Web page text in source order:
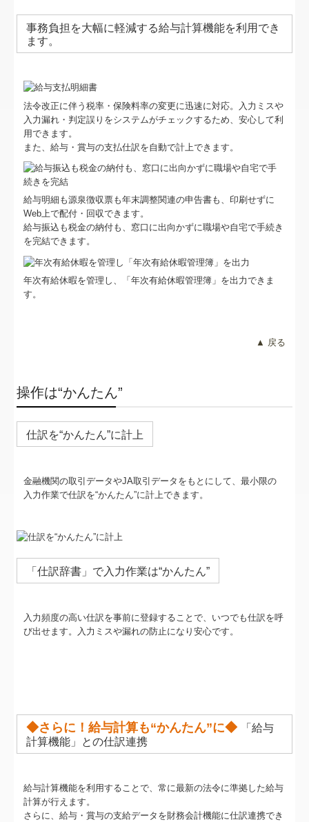
事務負担を大幅に軽減する給与計算機能を利用でき
ます。
法令改正に伴う税率・保険料率の変更に迅速に対応。入力ミスや
入力漏れ・判定誤りをシステムがチェックするため、安心して利
用できます。
また、給与・賞与の支払仕訳を自動で計上できます。
給与明細も源泉徴収票も年末調整関連の申告書も、印刷せずに
Web上で配付・回収できます。
給与振込も税金の納付も、窓口に出向かずに職場や自宅で手続き
を完結できます。
年次有給休暇を管理し、「年次有給休暇管理簿」を出力できま
す。
▲ 戻る
操作は“かんたん”
仕訳を“かんたん”に計上
金融機関の取引データやJA取引データをもとにして、最小限の
入力作業で仕訳を“かんたん”に計上できます。
「仕訳辞書」で入力作業は“かんたん”
入力頻度の高い仕訳を事前に登録することで、いつでも仕訳を呼
び出せます。入力ミスや漏れの防止になり安心です。
◆さらに！給与計算も“かんたん”に◆
「給与
計算機能」との仕訳連携
給与計算機能を利用することで、常に最新の法令に準拠した給与
計算が行えます。
さらに、給与・賞与の支給データを財務会計機能に仕訳連携でき